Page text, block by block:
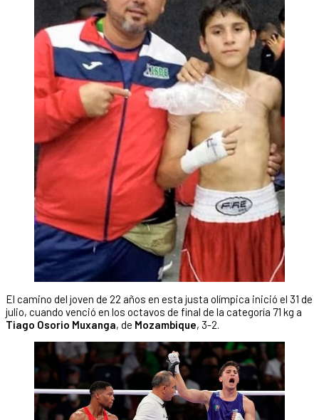
El camino del joven de 22 años en esta justa olímpica inició el 31 de
julio, cuando venció en los octavos de final de la categoría 71 kg a
Tiago Osorio Muxanga, de Mozambique, 3-2.